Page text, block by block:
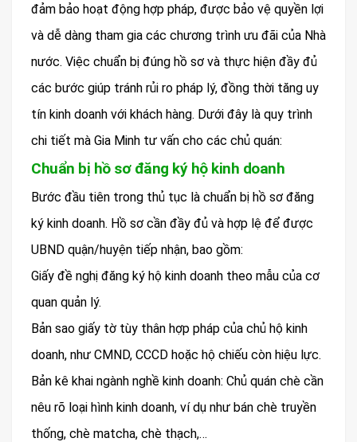
đảm bảo hoạt động hợp pháp, được bảo vệ quyền lợi
và dễ dàng tham gia các chương trình ưu đãi của Nhà
nước. Việc chuẩn bị đúng hồ sơ và thực hiện đầy đủ
các bước giúp tránh rủi ro pháp lý, đồng thời tăng uy
tín kinh doanh với khách hàng. Dưới đây là quy trình
chi tiết mà Gia Minh tư vấn cho các chủ quán:
Chuẩn bị hồ sơ đăng ký hộ kinh doanh
Bước đầu tiên trong thủ tục là chuẩn bị hồ sơ đăng
ký kinh doanh. Hồ sơ cần đầy đủ và hợp lệ để được
UBND quận/huyện tiếp nhận, bao gồm:
Giấy đề nghị đăng ký hộ kinh doanh theo mẫu của cơ
quan quản lý.
Bản sao giấy tờ tùy thân hợp pháp của chủ hộ kinh
doanh, như CMND, CCCD hoặc hộ chiếu còn hiệu lực.
Bản kê khai ngành nghề kinh doanh: Chủ quán chè cần
nêu rõ loại hình kinh doanh, ví dụ như bán chè truyền
thống, chè matcha, chè thạch,…